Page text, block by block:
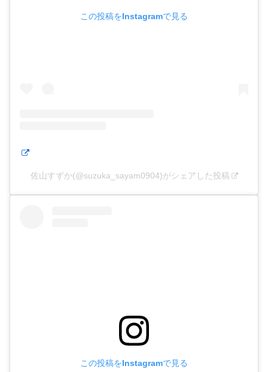
この投稿をInstagramで見る
佐山すずか(@suzuka_sayam0904)がシェアした投稿
この投稿をInstagramで見る